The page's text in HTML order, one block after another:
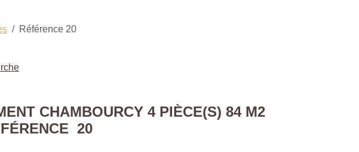
Référence 20
CHAMBOURCY 4 PIÈCE(S) 84 M2
20